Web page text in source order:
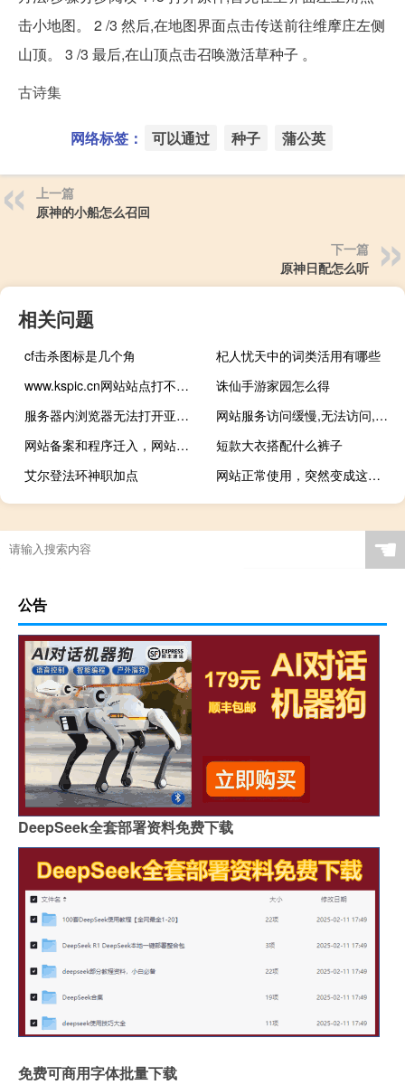
击小地图。 2 /3 然后,在地图界面点击传送前往维摩庄左侧
山顶。 3 /3 最后,在山顶点击召唤激活草种子 。
古诗集
网络标签： 可以通过 种子 蒲公英
上一篇
原神的小船怎么召回
下一篇
原神日配怎么听
相关问题
cf击杀图标是几个角
杞人忧天中的词类活用有哪些
www.kspic.cn网站站点打不开，请帮忙测试看一下
诛仙手游家园怎么得
服务器内浏览器无法打开亚马逊网址
网站服务访问缓慢,无法访问,服务器卡死
网站备案和程序迁入，网站无法打开访问。
短款大衣搭配什么裤子
艾尔登法环神职加点
网站正常使用，突然变成这样了
☚
公告
DeepSeek全套部署资料免费下载
免费可商用字体批量下载